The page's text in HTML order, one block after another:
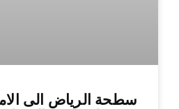
سطحة الرياض الى